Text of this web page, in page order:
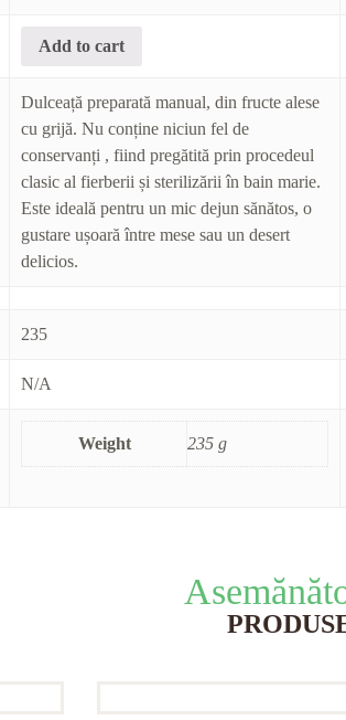
Add to cart
Dulceață preparată manual, din fructe alese
cu grijă. Nu conține niciun fel de
conservanți , fiind pregătită prin procedeul
clasic al fierberii și sterilizării în bain marie.
Este ideală pentru un mic dejun sănătos, o
gustare ușoară între mese sau un desert
delicios.
235
N/A
Weight 235 g